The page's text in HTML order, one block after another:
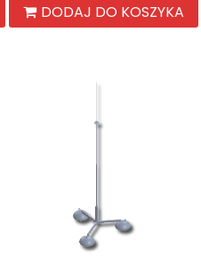
DODAJ DO KOSZYKA